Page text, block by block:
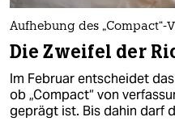
Aufhebung des „Compact“-
Die Zweifel der
Im Februar entscheidet
ob „Compact“ von
geprägt ist. Bis dahin darf